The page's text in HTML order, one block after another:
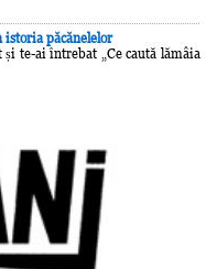
păcănelelor
și te-ai întrebat „Ce caută lămâia